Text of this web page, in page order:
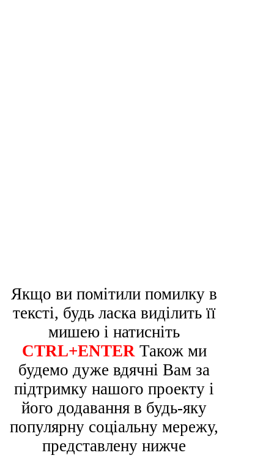
Якщо ви помітили помилку в
тексті, будь ласка виділить її
мишею і натисніть
CTRL+ENTER Також ми
будемо дуже вдячні Вам за
підтримку нашого проекту і
його додавання в будь-яку
популярну соціальну мережу,
представлену нижче